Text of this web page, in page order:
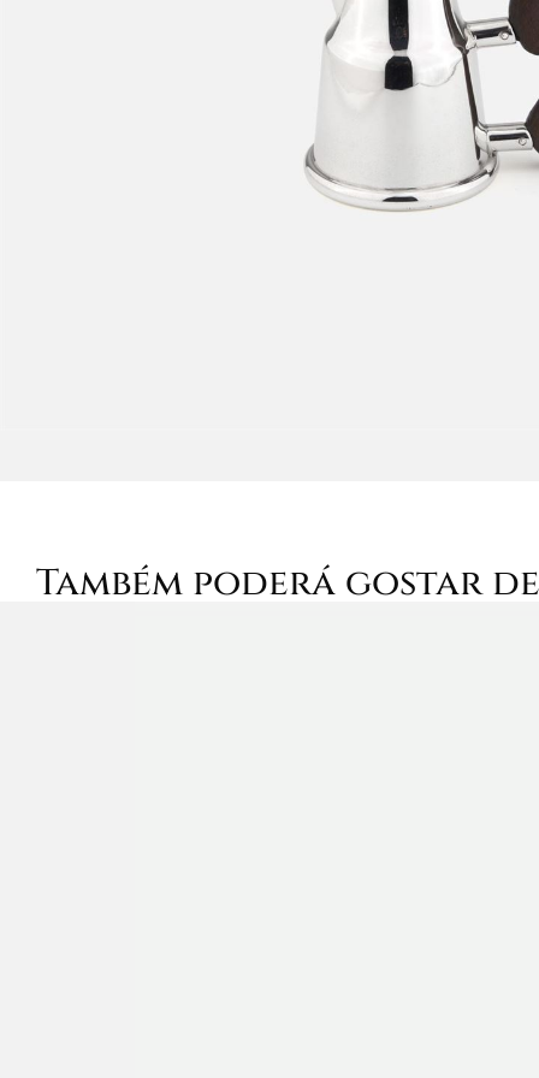
Também poderá gostar de